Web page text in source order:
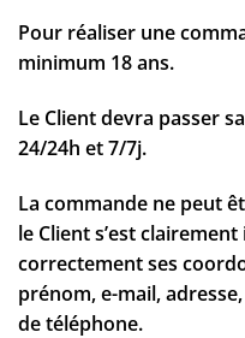
Pour réaliser une
minimum 18 ans.
Le Client devra passer
24/24h et 7/7j.
La commande ne peut
le Client s’est
correctement ses
prénom, e-mail,
de téléphone.